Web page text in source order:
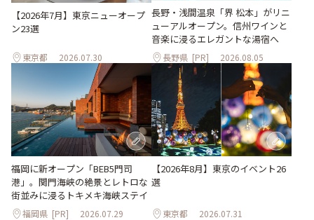
【2026年7月】東京ニューオープ
ン23選
東京都 2026.07.30
長野・浅間温泉「界 松本」がリニ
ューアルオープン。信州ワインと
音楽に浸るエレガントな湯宿へ
長野県 [PR] 2026.08.05
福岡に新オープン「BEB5門司
港」。関門海峡の絶景とレトロな
街並みに浸るトキメキ海峡ステイ
福岡県 [PR] 2026.07.29
【2026年8月】東京のイベント26
選
東京都 2026.07.31